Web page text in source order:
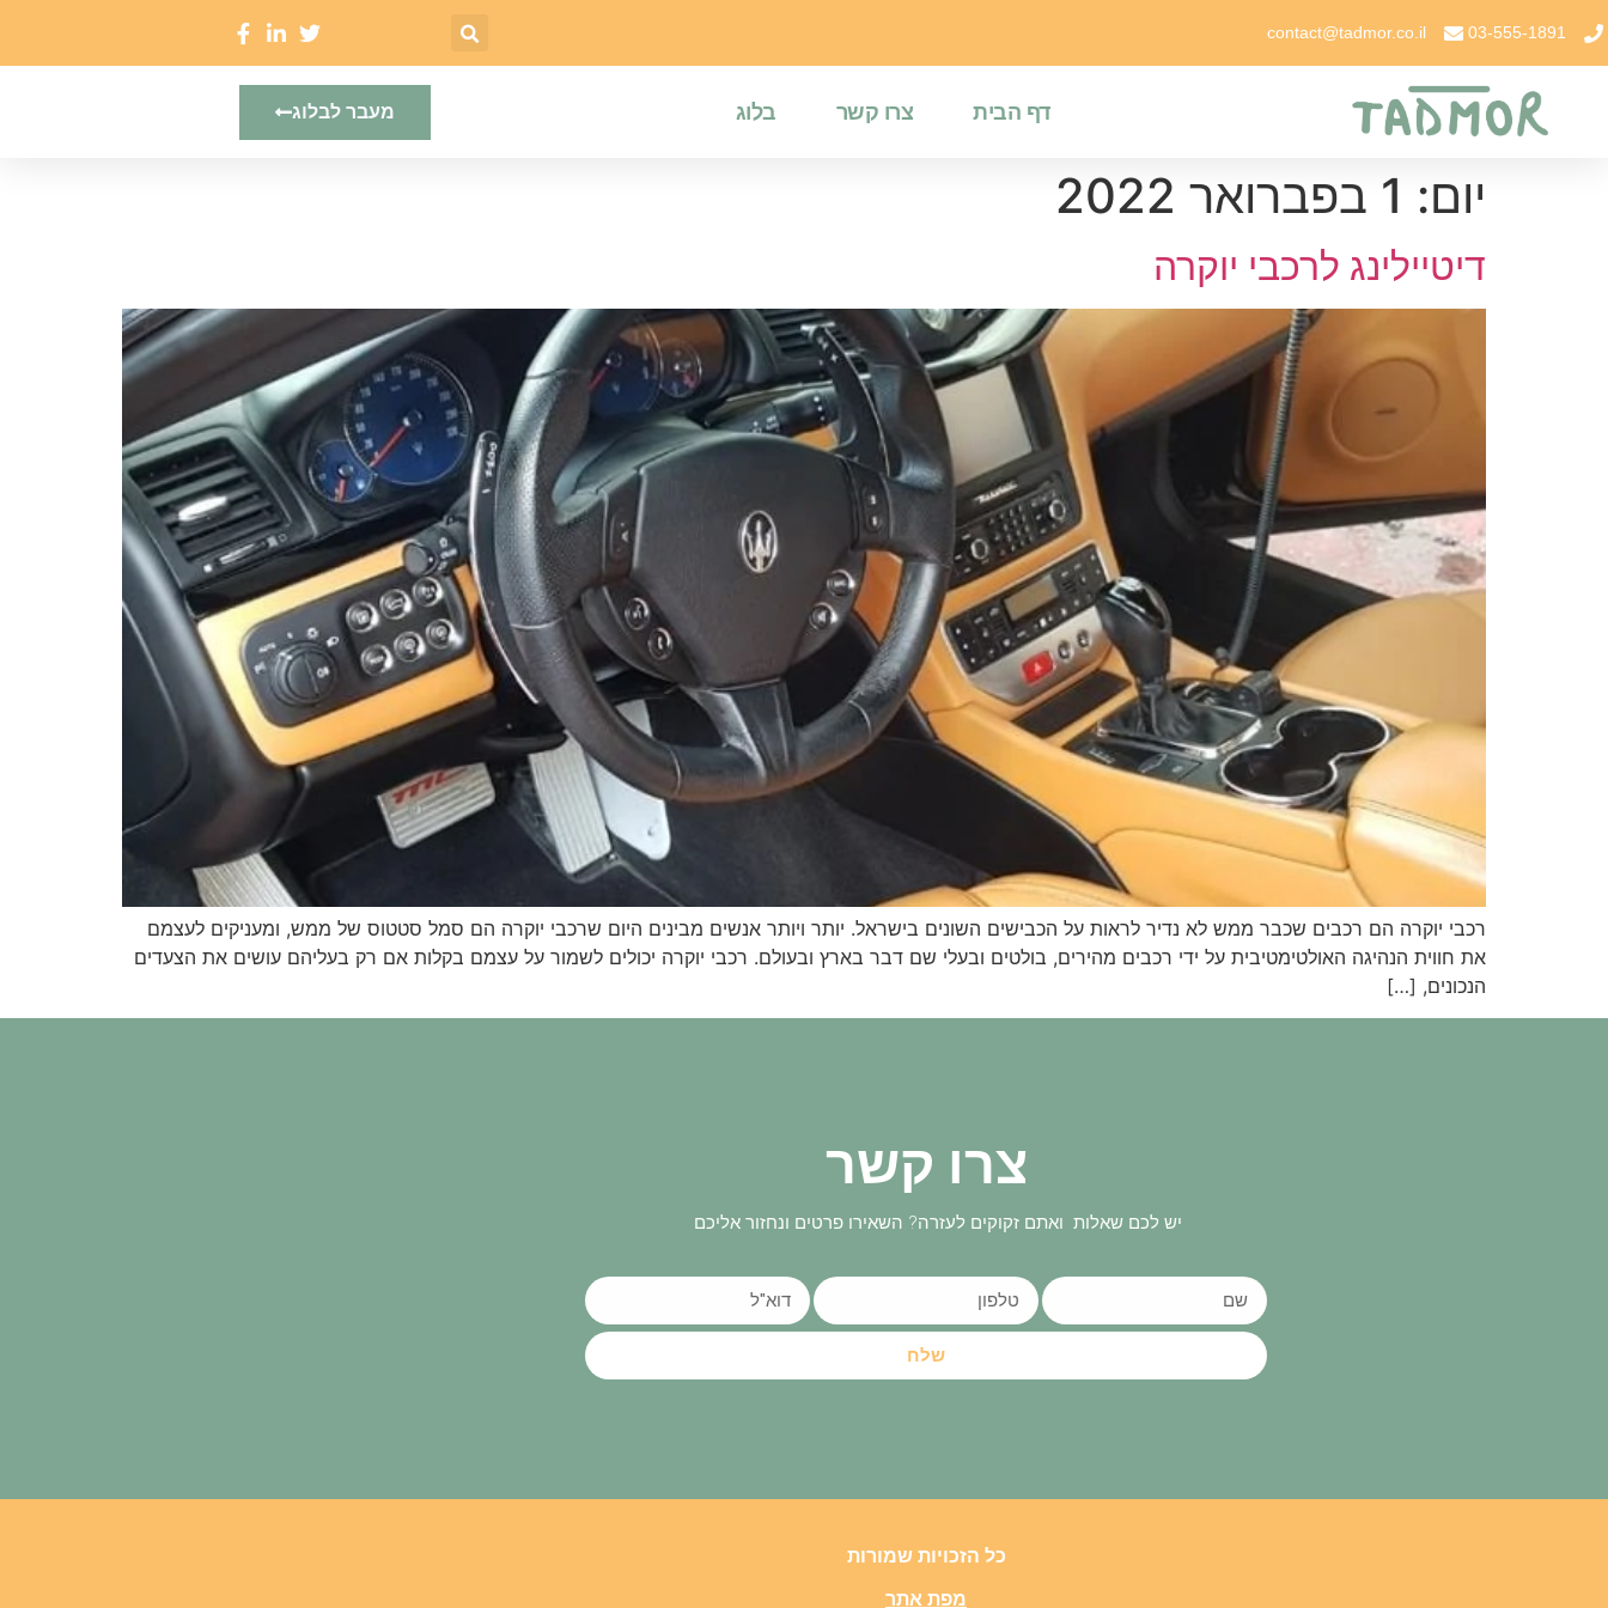
03-555-1891
contact@tadmor.co.il
דף הבית צרו קשר בלוג מעבר לבלוג
יום: 1 בפברואר 2022
דיטיילינג לרכבי יוקרה
רכבי יוקרה הם רכבים שכבר ממש לא נדיר לראות על הכבישים השונים בישראל. יותר ויותר אנשים מבינים היום שרכבי יוקרה הם סמל סטטוס של ממש, ומעניקים לעצמם
את חווית הנהיגה האולטימטיבית על ידי רכבים מהירים, בולטים ובעלי שם דבר בארץ ובעולם. רכבי יוקרה יכולים לשמור על עצמם בקלות אם רק בעליהם עושים את הצעדים
הנכונים, […]
צרו קשר
יש לכם שאלות ואתם זקוקים לעזרה? השאירו פרטים ונחזור אליכם
שלח
כל הזכויות שמורות
מפת אתר